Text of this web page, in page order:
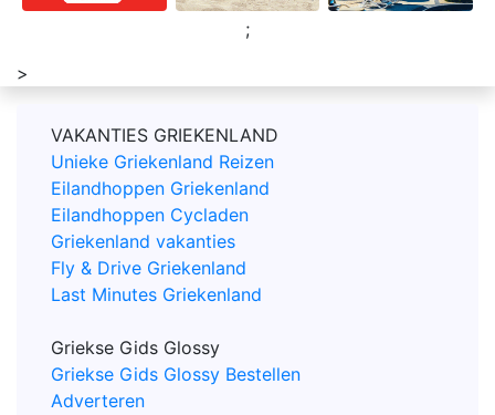
;
>
VAKANTIES GRIEKENLAND
Unieke Griekenland Reizen
Eilandhoppen Griekenland
Eilandhoppen Cycladen
Griekenland vakanties
Fly & Drive Griekenland
Last Minutes Griekenland
Griekse Gids Glossy
Griekse Gids Glossy Bestellen
Adverteren